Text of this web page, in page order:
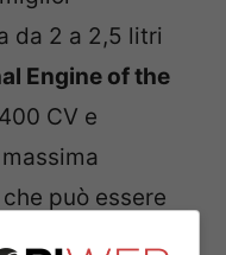
da 2 a 2,5 litri
Engine of the
CV e
può essere